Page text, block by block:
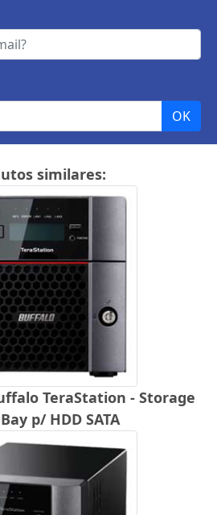
similares:
TeraStation - Storage
p/ HDD SATA